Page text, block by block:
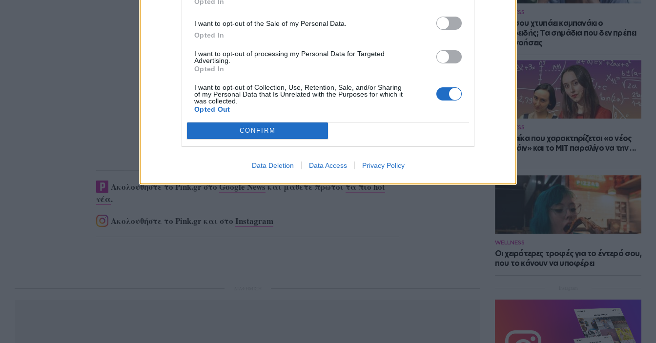
I want to opt-out of the Sale of my Personal Data.
Opted In
I want to opt-out of processing my Personal Data for Targeted
Advertising.
Opted In
I want to opt-out of Collection, Use, Retention, Sale, and/or Sharing
of my Personal Data that Is Unrelated with the Purposes for which it
was collected.
Opted Out
CONFIRM
Data Deletion Data Access Privacy Policy
WELLNESS
Πότε σου χτυπάει καμπανάκι ο
θυρεοειδής; Τα σημάδια που δεν πρέπει
να αγνοήσεις
WELLNESS
Η γυναίκα που χαρακτηρίζεται «ο νέος
Αϊνστάιν» και το MIT παραλίγο να την ...
WELLNESS
Οι χειρότερες τροφές για το έντερό σου,
που το κάνουν να υποφέρει
Ακολουθήστε το Pink.gr στοGoogle Newsκαι μάθετε πρώτοιτα πιο hot
νέα.
Ακολουθήστε το Pink.gr και στο Instagram